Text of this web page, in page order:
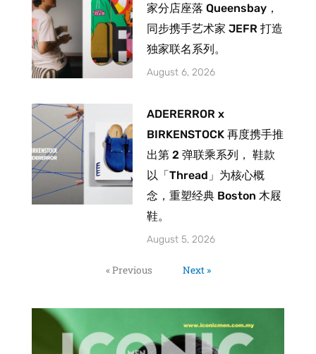
家分店座落 Queensbay，
同步携手艺术家 JEFR 打造
独家联名系列。
August 6, 2026
ADERERROR x
BIRKENSTOCK 再度携手推
出第 2 弹联乘系列， 鞋款
以「Thread」为核心概
念，重塑经典 Boston 木屐
鞋。
August 5, 2026
« Previous Next »